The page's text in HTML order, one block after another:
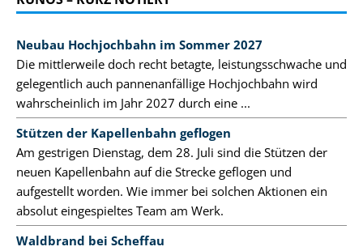
Neubau Hochjochbahn im Sommer 2027
Die mittlerweile doch recht betagte, leistungsschwache und
gelegentlich auch pannenanfällige Hochjochbahn wird
wahrscheinlich im Jahr 2027 durch eine ...
Stützen der Kapellenbahn geflogen
Am gestrigen Dienstag, dem 28. Juli sind die Stützen der
neuen Kapellenbahn auf die Strecke geflogen und
aufgestellt worden. Wie immer bei solchen Aktionen ein
absolut eingespieltes Team am Werk.
Waldbrand bei Scheffau